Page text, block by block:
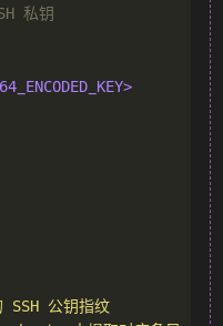
私钥
    # 此处填写远程服务器的 SSH 公钥指纹